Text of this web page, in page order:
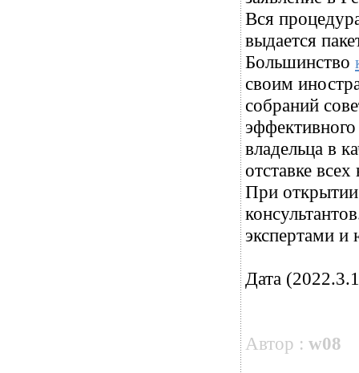
Вся
выдается
Большинство
своим
собраний
владельца в
отставке
При
экспертами и
Дата
Автор : w08